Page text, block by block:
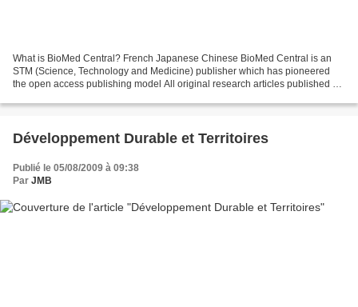
What is BioMed Central? French Japanese Chinese BioMed Central is an
STM (Science, Technology and Medicine) publisher which has pioneered
the open access publishing model All original research articles published by
Développement Durable et Territoires
Publié le 05/08/2009 à 09:38
Par JMB